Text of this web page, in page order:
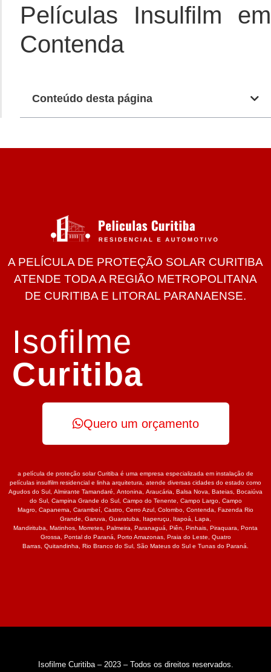
Películas Insulfilm em
Contenda
Conteúdo desta página
A PELÍCULA DE PROTEÇÃO SOLAR CURITIBA
ATENDE TODA A REGIÃO METROPOLITANA
DE CURITIBA E LITORAL PARANAENSE.
Isofilme
Curitiba
Quero um orçamento
a película de proteção solar Curitiba é uma empresa especializada em instalação de
películas insulfilm residencial e linha arquitetura, atende diversas cidades do estado como
Agudos do Sul Almirante Tamandaré Antonina Araucária Balsa Nova Bateias Bocaiúva
do Sul, Campina Grande do Sul, Campo do Tenente Campo Largo, Campo
Magro Capanema Carambeí Castro Cerro Azul Colombo Contenda
Fazenda Rio
Grande
Garuva Guaratuba Itaperuçu Itapoá Lapa
Mandirituba
Matinhos Morretes Palmeira Paranaguá Piên Pinhais Piraquara
Ponta
Grossa
Pontal do Paraná Porto Amazonas, Praia do Leste
Quatro
Barras Quitandinha Rio Branco do Sul São Mateus do Sul e Tunas do Paraná.
Isofilme Curitiba – 2023 – Todos os direitos reservados.